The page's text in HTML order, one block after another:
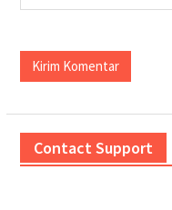
Contact Support